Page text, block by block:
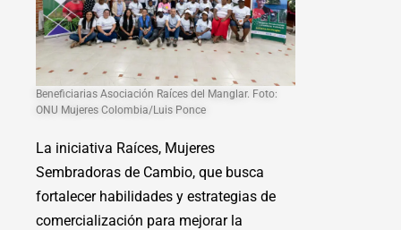
Beneficiarias Asociación Raíces del Manglar. Foto:
ONU Mujeres Colombia/Luis Ponce
La iniciativa Raíces, Mujeres
Sembradoras de Cambio, que busca
fortalecer habilidades y estrategias de
comercialización para mejorar la